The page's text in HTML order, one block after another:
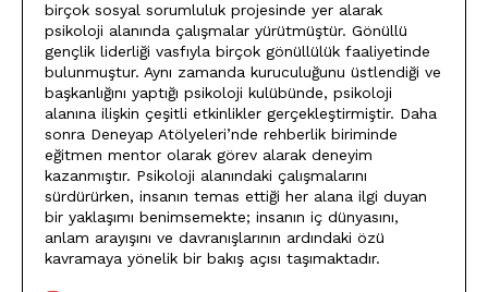
birçok sosyal sorumluluk projesinde yer alarak
psikoloji alanında çalışmalar yürütmüştür. Gönüllü
gençlik liderliği vasfıyla birçok gönüllülük faaliyetinde
bulunmuştur. Aynı zamanda kuruculuğunu üstlendiği ve
başkanlığını yaptığı psikoloji kulübünde, psikoloji
alanına ilişkin çeşitli etkinlikler gerçekleştirmiştir. Daha
sonra Deneyap Atölyeleri’nde rehberlik biriminde
eğitmen mentor olarak görev alarak deneyim
kazanmıştır. Psikoloji alanındaki çalışmalarını
sürdürürken, insanın temas ettiği her alana ilgi duyan
bir yaklaşımı benimsemekte; insanın iç dünyasını,
anlam arayışını ve davranışlarının ardındaki özü
kavramaya yönelik bir bakış açısı taşımaktadır.